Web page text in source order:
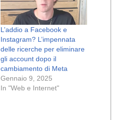
L’addio a Facebook e
Instagram? L’impennata
delle ricerche per eliminare
gli account dopo il
cambiamento di Meta
Gennaio 9, 2025
In "Web e Internet"